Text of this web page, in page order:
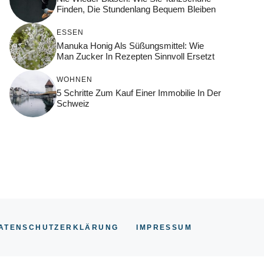
Finden, Die Stundenlang Bequem Bleiben
ESSEN
Manuka Honig Als Süßungsmittel: Wie
Man Zucker In Rezepten Sinnvoll Ersetzt
WOHNEN
5 Schritte Zum Kauf Einer Immobilie In Der
Schweiz
IMPRESSUM